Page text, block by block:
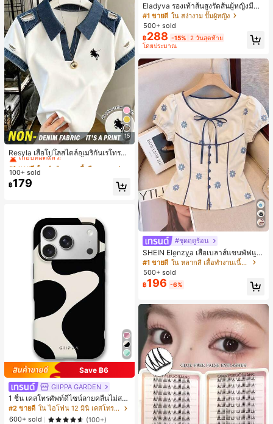
15
Resyla เสื้อโปโลสไตล์อเมริกันเรโทรสำ
หรับผู้หญิง, เสื้อยืดแขนสั้นสำหรับผู้หญิ
ง, ลายม้า, สไตล์ Y2K, เสื้อโปโลแขนสั้น
แบบคัลเลอร์บล็อกสำหรับผู้หญิง
#1 ขายดี
ใน สำนักงาน เสื้อยืดออฟฟิศ
เกือบหมดแล้ว!
#1 ขายดี
เกือบหมดแล้ว!
#1 ขายดี
เกือบหมดแล้ว!
#1 ขายดี
100+ sold
฿179
Save ฿6
GIIPPA GARDEN
1 ชิ้น เคสโทรศัพท์ดีไซน์ลายคลื่นไม่สม
มาตรสำหรับ Phone 17 Pro Max, เหม
าะสำหรับ Phone 16 Pro Max, 15 Pro
#2 ขายดี
ใน ไอโฟน 12 มินิ เคสโทรศัพท์แฟชั่น
600+ sold
(100+)
Eladyva รองเท้าส้นสูงรัดส้นผู้หญิงมีดอ
กไม้ประดับตาข่ายเสริมและสามารถสว
มได้สองแบบ ส้นสูง 7 ซม. รูปแบบโรมัน
หรูหรา ส้นเข็ม ลุคเทพนิยาย
#1 ขายดี ใน สง่างาม ปั๊มผู้หญิง
500+ sold
฿288 -15% 2 วันสุดท้าย
โดยประมาณ
#ชุดฤดูร้อน
SHEIN Elenzya เสื้อเบลาส์แขนพัฟแต่
งระบายสีพื้นสีน้ำเงินสำหรับผู้หญิง, เสื้อ
ครอปเข้ารูปผูกโบว์คอวีตัดกันสำหรับฤ
ดูร้อน
#1 ขายดี
ใน หลากสี เสื้อทำงานเนื้อผ้านุ่ม
500+ sold
฿196 -6%